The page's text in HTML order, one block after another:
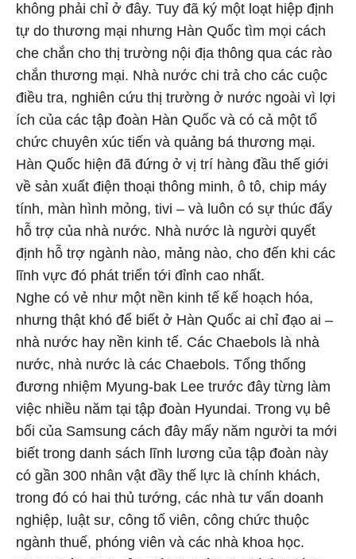
không phải chỉ ở đây. Tuy đã ký một loạt hiệp định
tự do thương mại nhưng Hàn Quốc tìm mọi cách
che chắn cho thị trường nội địa thông qua các rào
chắn thương mại. Nhà nước chi trả cho các cuộc
điều tra, nghiên cứu thị trường ở nước ngoài vì lợi
ích của các tập đoàn Hàn Quốc và có cả một tổ
chức chuyên xúc tiến và quảng bá thương mại.
Hàn Quốc hiện đã đứng ở vị trí hàng đầu thế giới
về sản xuất điện thoại thông minh, ô tô, chip máy
tính, màn hình mỏng, tivi – và luôn có sự thúc đẩy
hỗ trợ của nhà nước. Nhà nước là người quyết
định hỗ trợ ngành nào, mảng nào, cho đến khi các
lĩnh vực đó phát triển tới đỉnh cao nhất.
Nghe có vẻ như một nền kinh tế kế hoạch hóa,
nhưng thật khó để biết ở Hàn Quốc ai chỉ đạo ai –
nhà nước hay nền kinh tế. Các Chaebols là nhà
nước, nhà nước là các Chaebols. Tổng thống
đương nhiệm Myung-bak Lee trước đây từng làm
việc nhiều năm tại tập đoàn Hyundai. Trong vụ bê
bối của Samsung cách đây mấy năm người ta mới
biết trong danh sách lĩnh lương của tập đoàn này
có gần 300 nhân vật đầy thế lực là chính khách,
trong đó có hai thủ tướng, các nhà tư vấn doanh
nghiệp, luật sư, công tố viên, công chức thuộc
ngành thuế, phóng viên và các nhà khoa học.